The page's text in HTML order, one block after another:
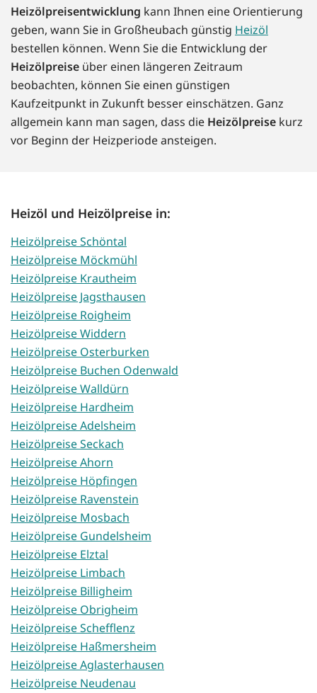
Heizölpreisentwicklung kann Ihnen eine Orientierung
geben, wann Sie in Großheubach günstig Heizöl
bestellen können. Wenn Sie die Entwicklung der
Heizölpreise über einen längeren Zeitraum
beobachten, können Sie einen günstigen
Kaufzeitpunkt in Zukunft besser einschätzen. Ganz
allgemein kann man sagen, dass die Heizölpreise kurz
vor Beginn der Heizperiode ansteigen.
Heizöl und Heizölpreise in:
Heizölpreise Schöntal
Heizölpreise Möckmühl
Heizölpreise Krautheim
Heizölpreise Jagsthausen
Heizölpreise Roigheim
Heizölpreise Widdern
Heizölpreise Osterburken
Heizölpreise Buchen Odenwald
Heizölpreise Walldürn
Heizölpreise Hardheim
Heizölpreise Adelsheim
Heizölpreise Seckach
Heizölpreise Ahorn
Heizölpreise Höpfingen
Heizölpreise Ravenstein
Heizölpreise Mosbach
Heizölpreise Gundelsheim
Heizölpreise Elztal
Heizölpreise Limbach
Heizölpreise Billigheim
Heizölpreise Obrigheim
Heizölpreise Schefflenz
Heizölpreise Haßmersheim
Heizölpreise Aglasterhausen
Heizölpreise Neudenau